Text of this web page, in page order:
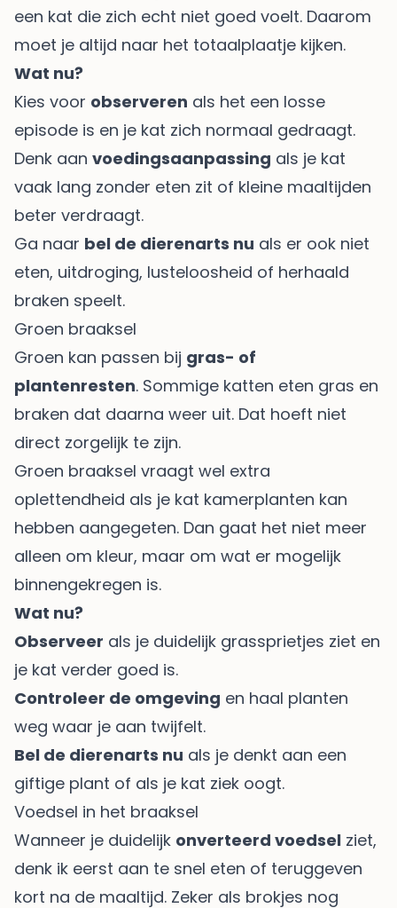
een kat die zich echt niet goed voelt. Daarom
moet je altijd naar het totaalplaatje kijken.
Wat nu?
Kies voor observeren als het een losse
episode is en je kat zich normaal gedraagt.
Denk aan voedingsaanpassing als je kat
vaak lang zonder eten zit of kleine maaltijden
beter verdraagt.
Ga naar bel de dierenarts nu als er ook niet
eten, uitdroging, lusteloosheid of herhaald
braken speelt.
Groen braaksel
Groen kan passen bij gras- of
plantenresten. Sommige katten eten gras en
braken dat daarna weer uit. Dat hoeft niet
direct zorgelijk te zijn.
Groen braaksel vraagt wel extra
oplettendheid als je kat kamerplanten kan
hebben aangegeten. Dan gaat het niet meer
alleen om kleur, maar om wat er mogelijk
binnengekregen is.
Wat nu?
Observeer als je duidelijk grassprietjes ziet en
je kat verder goed is.
Controleer de omgeving en haal planten
weg waar je aan twijfelt.
Bel de dierenarts nu als je denkt aan een
giftige plant of als je kat ziek oogt.
Voedsel in het braaksel
Wanneer je duidelijk onverteerd voedsel ziet,
denk ik eerst aan te snel eten of teruggeven
kort na de maaltijd. Zeker als brokjes nog